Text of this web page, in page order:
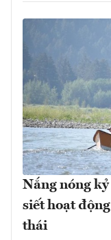
Nắng nóng
siết hoạt
thái